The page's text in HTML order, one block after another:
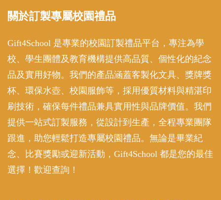
關於訂製專屬校園禮品
Gift4School 是專業的校園訂製禮品平台，專注為學
校、學生團體及教育機構提供高品質、個性化的紀念
品及實用好物。我們的產品涵蓋客製化文具、獎牌獎
杯、環保水壺、校園服飾等，採用優質材料與精湛印
刷技術，確保每件禮品兼具實用性與品牌價值。我們
提供一站式訂製服務，從設計到生產，全程專業團隊
跟進，助您輕鬆打造專屬校園禮品。無論是畢業紀
念、比賽獎勵或迎新活動，Gift4School 都是您的最佳
選擇！歡迎查詢！